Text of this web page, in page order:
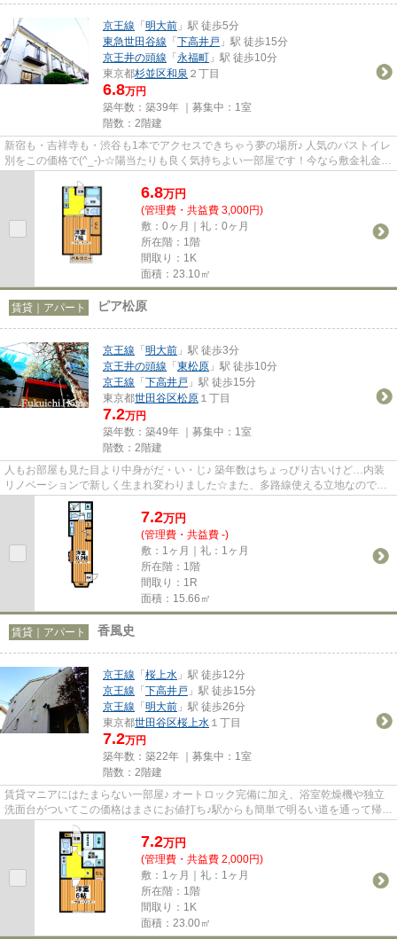
京王線 「明大前 」駅 徒歩5分
東急世田谷線 「下高井戸 」駅 徒歩15分
京王井の頭線 「永福町 」駅 徒歩10分
東京都杉並区和泉 ２丁目
6.8万円
築年数：築39年 ｜募集中： 1室
階数：2階建
新宿も・吉祥寺も・渋谷も1本でアクセスできちゃう夢の場所♪ 人気のバストイレ
別をこの価格で(^_-)-☆陽当たりも良く気持ちよい一部屋です！今なら敷金礼金無
しキャンペーン中♪せっかく...
6.8万円
(管理費・共益費 3,000円)
敷：0ヶ月｜礼：0ヶ月
所在階：1階
間取り：1K
面積：23.10㎡
賃貸｜アパート ピア松原
京王線 「明大前 」駅 徒歩3分
京王井の頭線 「東松原 」駅 徒歩10分
京王線 「下高井戸 」駅 徒歩15分
東京都世田谷区松原 １丁目
7.2万円
築年数：築49年 ｜募集中： 1室
階数：2階建
人もお部屋も見た目より中身がだ・い・じ♪ 築年数はちょっぴり古いけど…内装
リノベーションで新しく生まれ変わりました☆また、多路線使える立地なので通
勤や休日のお出かけは楽ちん♪人...
7.2万円
(管理費・共益費 -)
敷：1ヶ月｜礼：1ヶ月
所在階：1階
間取り：1R
面積：15.66㎡
賃貸｜アパート 香風史
京王線 「桜上水 」駅 徒歩12分
京王線 「下高井戸 」駅 徒歩15分
京王線 「明大前 」駅 徒歩26分
東京都世田谷区桜上水 １丁目
7.2万円
築年数：築22年 ｜募集中： 1室
階数：2階建
賃貸マニアにはたまらない一部屋♪ オートロック完備に加え、浴室乾燥機や独立
洗面台がついてこの価格はまさにお値打ち♪駅からも簡単で明るい道を通って帰れ
るので女性の方も安心です☆...
7.2万円
(管理費・共益費 2,000円)
敷：1ヶ月｜礼：1ヶ月
所在階：1階
間取り：1K
面積：23.00㎡